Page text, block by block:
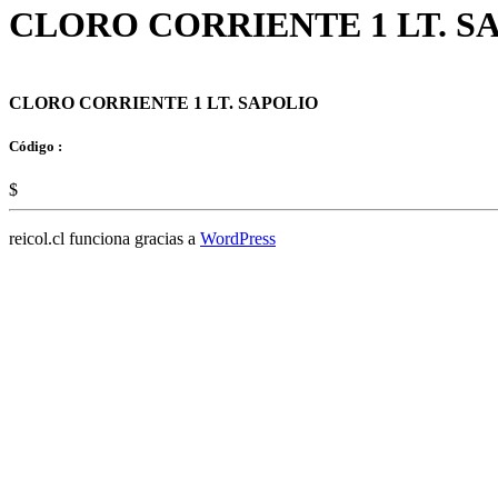
CLORO CORRIENTE 1 LT.
CLORO CORRIENTE 1 LT. SAPOLIO
Código :
$
reicol.cl funciona gracias a WordPress